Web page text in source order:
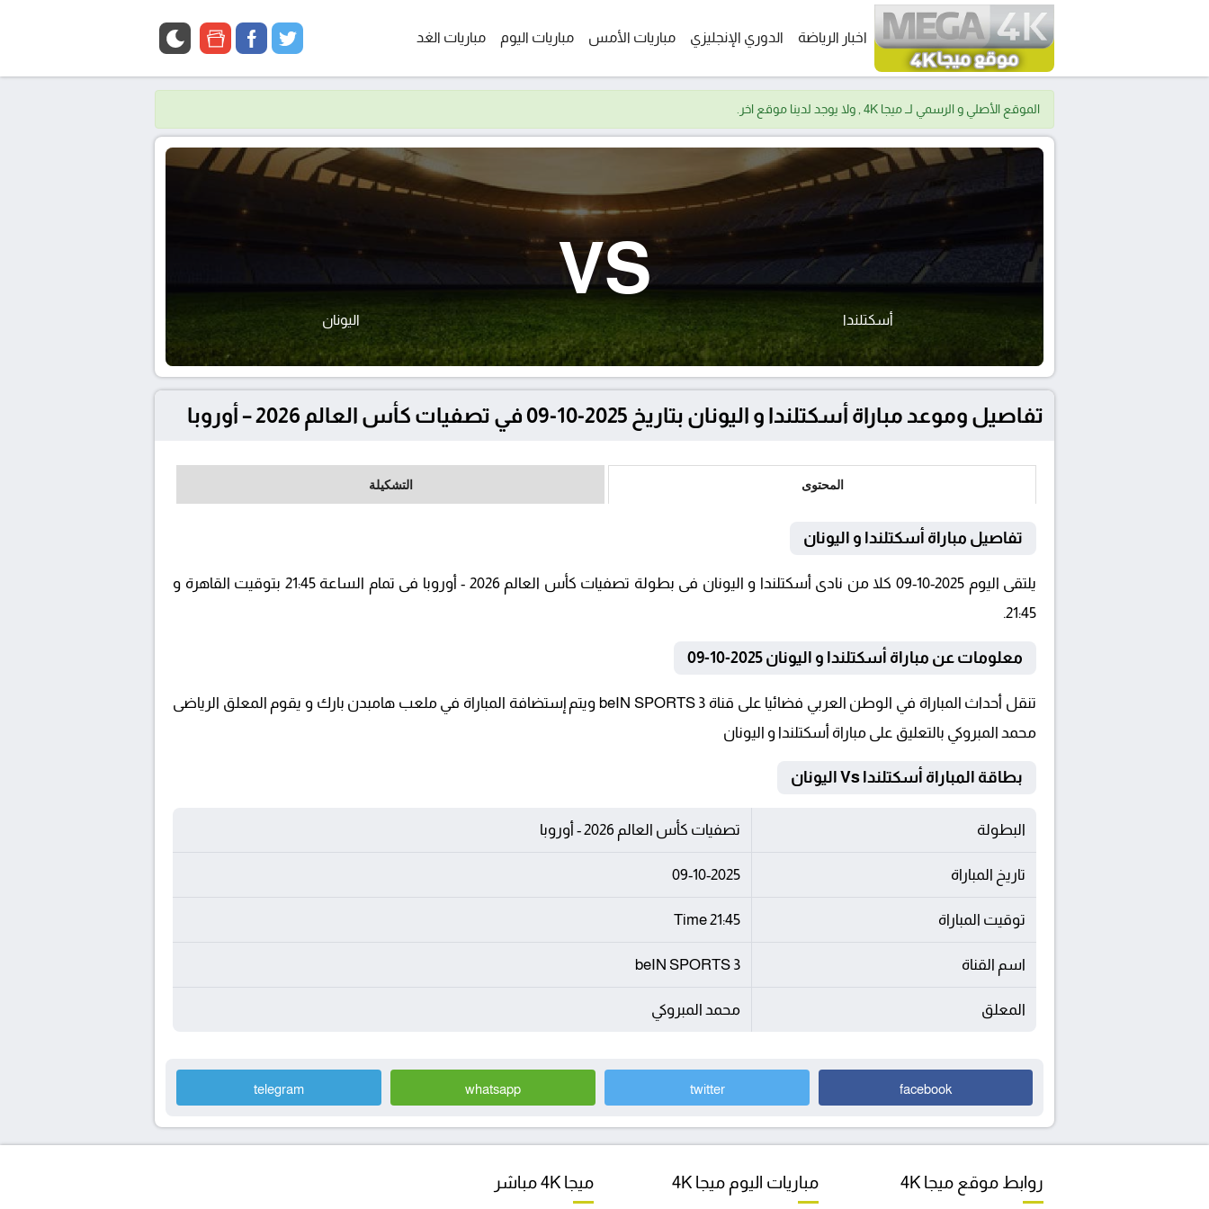
اخبار الرياضة الدوري الإنجليزي مباريات الأمس مباريات اليوم مباريات الغد twitter
facebook
google
الموقع الأصلي و الرسمي لــ ميجا 4K , ولا يوجد لدينا موقع اخر.
أسكتلندا
VS
اليونان
تفاصيل وموعد مباراة أسكتلندا و اليونان بتاريخ 2025-10-09 في تصفيات كأس العالم 2026 – أوروبا
المحتوى التشكيلة
تفاصيل مباراة أسكتلندا و اليونان
يلتقى اليوم 2025-10-09 كلا من نادى أسكتلندا و اليونان فى بطولة تصفيات كأس العالم 2026 - أوروبا فى تمام الساعة 21:45 بتوقيت القاهرة و
21:45.
معلومات عن مباراة أسكتلندا و اليونان 2025-10-09
تنقل أحداث المباراة في الوطن العربي فضائيا على قناة beIN SPORTS 3 ويتم إستضافة المباراة في ملعب هامبدن بارك و يقوم المعلق الرياضى
محمد المبروكي بالتعليق على مباراة أسكتلندا و اليونان
بطاقة المباراة أسكتلندا Vs اليونان
البطولة تصفيات كأس العالم 2026 - أوروبا
تاريخ المباراة 09-10-2025
توقيت المباراة 21:45 Time
اسم القناة beIN SPORTS 3
المعلق محمد المبروكي
facebook
twitter
whatsapp
telegram
روابط موقع ميجا 4K مباريات اليوم ميجا 4K ميجا 4K مباشر